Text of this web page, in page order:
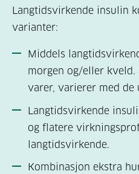
Langtidsvirkende insulin
varianter:
Middels
morgen og/eller kveld.
varer, varierer med de
Langtidsvirkende
og flatere
langtidsvirkende.
Kombinasjon ekstra